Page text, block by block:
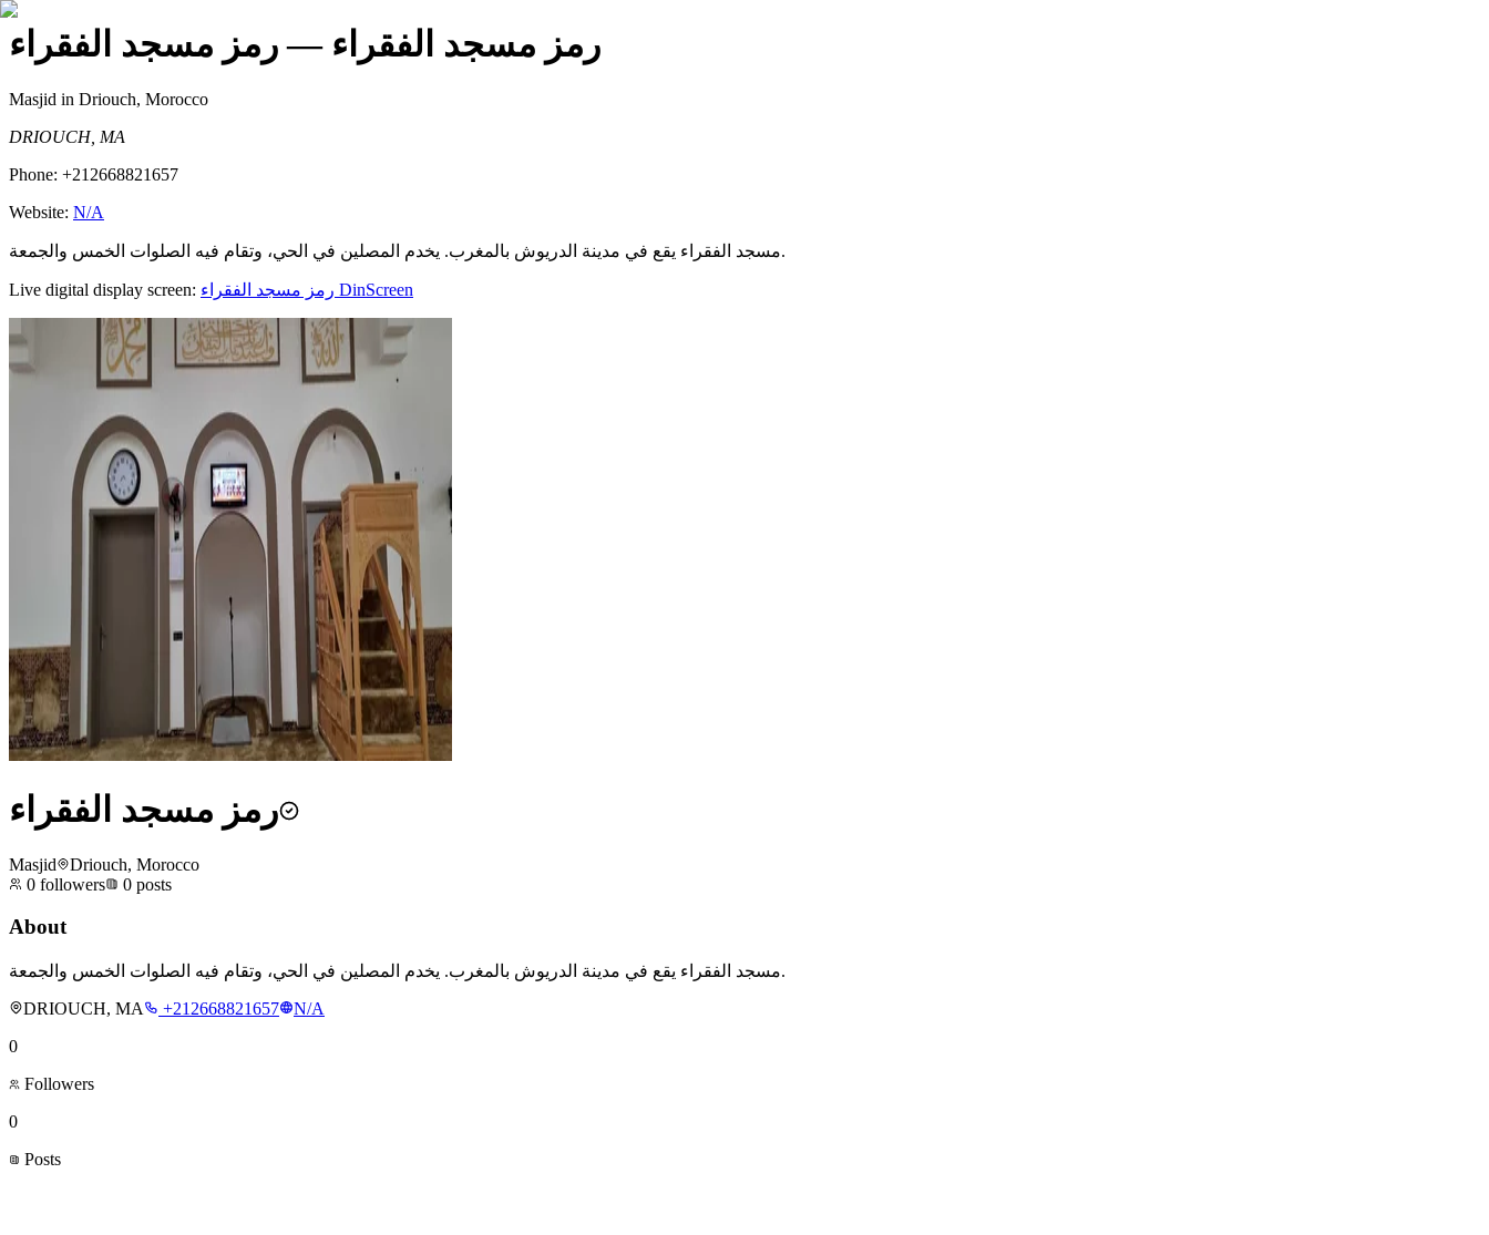
رمز مسجد الفقراء — رمز مسجد الفقراء
Masjid in Driouch, Morocco
DRIOUCH, MA
Phone: +212668821657
Website: N/A
مسجد الفقراء يقع في مدينة الدريوش بالمغرب. يخدم المصلين في الحي، وتقام فيه الصلوات الخمس والجمعة.
Live digital display screen: رمز مسجد الفقراء DinScreen
رمز مسجد الفقراء
Masjid
Driouch, Morocco
0 followers 0 posts
About
مسجد الفقراء يقع في مدينة الدريوش بالمغرب. يخدم المصلين في الحي، وتقام فيه الصلوات الخمس والجمعة.
DRIOUCH, MA
+212668821657
N/A
0
Followers
0
Posts